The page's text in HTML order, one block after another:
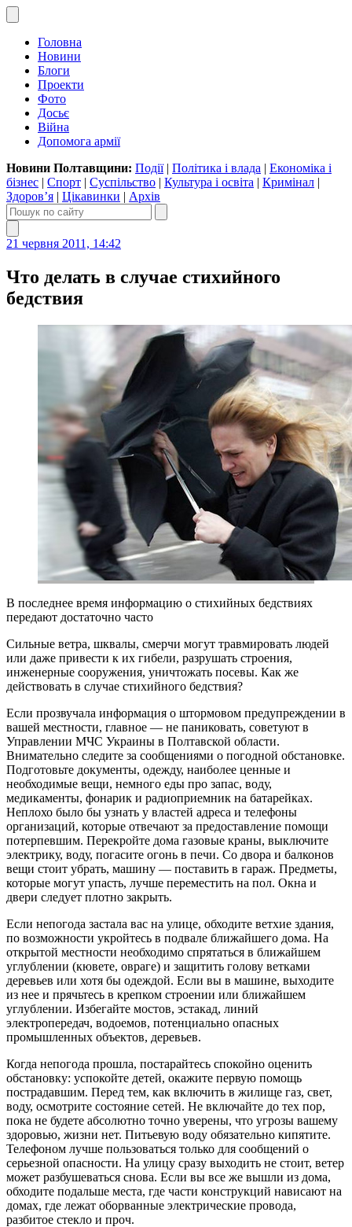
Головна
Новини
Блоги
Проекти
Фото
Досьє
Війна
Допомога армії
Новини Полтавщини: Події| Політика і влада | Економіка і
бізнес | Спорт | Суспільство | Культура і освіта | Кримінал |
Здоров’я | Цікавинки | Архів
21 червня 2011, 14:42
Что делать в случае стихийного
бедствия
В последнее время информацию о стихийных бедствиях
передают достаточно часто
Сильные ветра, шквалы, смерчи могут травмировать людей
или даже привести к их гибели, разрушать строения,
инженерные сооружения, уничтожать посевы. Как же
действовать в случае стихийного бедствия?
Если прозвучала информация о штормовом предупреждении в
вашей местности, главное — не паниковать, советуют в
Управлении МЧС Украины в Полтавской области.
Внимательно следите за сообщениями о погодной обстановке.
Подготовьте документы, одежду, наиболее ценные и
необходимые вещи, немного еды про запас, воду,
медикаменты, фонарик и радиоприемник на батарейках.
Неплохо было бы узнать у властей адреса и телефоны
организаций, которые отвечают за предоставление помощи
потерпевшим. Перекройте дома газовые краны, выключите
электрику, воду, погасите огонь в печи. Со двора и балконов
вещи стоит убрать, машину — поставить в гараж. Предметы,
которые могут упасть, лучше переместить на пол. Окна и
двери следует плотно закрыть.
Если непогода застала вас на улице, обходите ветхие здания,
по возможности укройтесь в подвале ближайшего дома. На
открытой местности необходимо спрятаться в ближайшем
углублении (кювете, овраге) и защитить голову ветками
деревьев или хотя бы одеждой. Если вы в машине, выходите
из нее и прячьтесь в крепком строении или ближайшем
углублении. Избегайте мостов, эстакад, линий
электропередач, водоемов, потенциально опасных
промышленных объектов, деревьев.
Когда непогода прошла, постарайтесь спокойно оценить
обстановку: успокойте детей, окажите первую помощь
пострадавшим. Перед тем, как включить в жилище газ, свет,
воду, осмотрите состояние сетей. Не включайте до тех пор,
пока не будете абсолютно точно уверены, что угрозы вашему
здоровью, жизни нет. Питьевую воду обязательно кипятите.
Телефоном лучше пользоваться только для сообщений о
серьезной опасности. На улицу сразу выходить не стоит, ветер
может разбушеваться снова. Если вы все же вышли из дома,
обходите подальше места, где части конструкций нависают на
домах, где лежат оборванные электрические провода,
разбитое стекло и проч.